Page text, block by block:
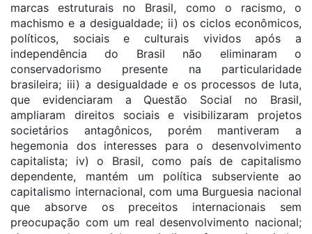
marcas estruturais no Brasil, como o racismo, o
machismo e a desigualdade; ii) os ciclos econômicos,
políticos, sociais e culturais vividos após a
independência do Brasil não eliminaram o
conservadorismo presente na particularidade
brasileira; iii) a desigualdade e os processos de luta,
que evidenciaram a Questão Social no Brasil,
ampliaram direitos sociais e visibilizaram projetos
societários antagônicos, porém mantiveram a
hegemonia dos interesses para o desenvolvimento
capitalista; iv) o Brasil, como país de capitalismo
dependente, mantém um política subserviente ao
capitalismo internacional, com uma Burguesia nacional
que absorve os preceitos internacionais sem
preocupação com um real desenvolvimento nacional;